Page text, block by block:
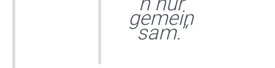
gemein
sam.“